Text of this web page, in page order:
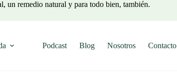
un remedio natural y para todo bien, también.
Podcast Blog Nosotros Contacto